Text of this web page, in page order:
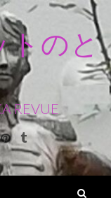
トのと
REVUE
Pinterest
Tumblr